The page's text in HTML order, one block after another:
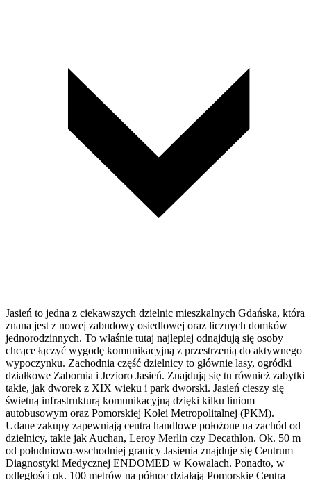
Jasień to jedna z ciekawszych dzielnic mieszkalnych Gdańska, która
znana jest z nowej zabudowy osiedlowej oraz licznych domków
jednorodzinnych. To właśnie tutaj najlepiej odnajdują się osoby
chcące łączyć wygodę komunikacyjną z przestrzenią do aktywnego
wypoczynku. Zachodnia część dzielnicy to głównie lasy, ogródki
działkowe Zabornia i Jezioro Jasień. Znajdują się tu również zabytki
takie, jak dworek z XIX wieku i park dworski. Jasień cieszy się
świetną infrastrukturą komunikacyjną dzięki kilku liniom
autobusowym oraz Pomorskiej Kolei Metropolitalnej (PKM).
Udane zakupy zapewniają centra handlowe położone na zachód od
dzielnicy, takie jak Auchan, Leroy Merlin czy Decathlon. Ok. 50 m
od południowo-wschodniej granicy Jasienia znajduje się Centrum
Diagnostyki Medycznej ENDOMED w Kowalach. Ponadto, w
odległości ok. 100 metrów na północ działają Pomorskie Centra